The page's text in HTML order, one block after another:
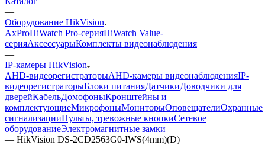
—
Оборудование HikVision
AxProHiWatch Pro-серияHiWatch Value-
серияАксессуарыКомплекты видеонаблюдения
—
IP-камеры HikVision
AHD-видеорегистраторыAHD-камеры видеонаблюденияIP-
видеорегистраторыБлоки питанияДатчикиДоводчики для
дверейКабельДомофоныКронштейны и
комплектующиеМикрофоныМониторыОповещателиОхранные
сигнализацииПульты, тревожные кнопкиСетевое
оборудованиеЭлектромагнитные замки
— HikVision DS-2CD2563G0-IWS(4mm)(D)